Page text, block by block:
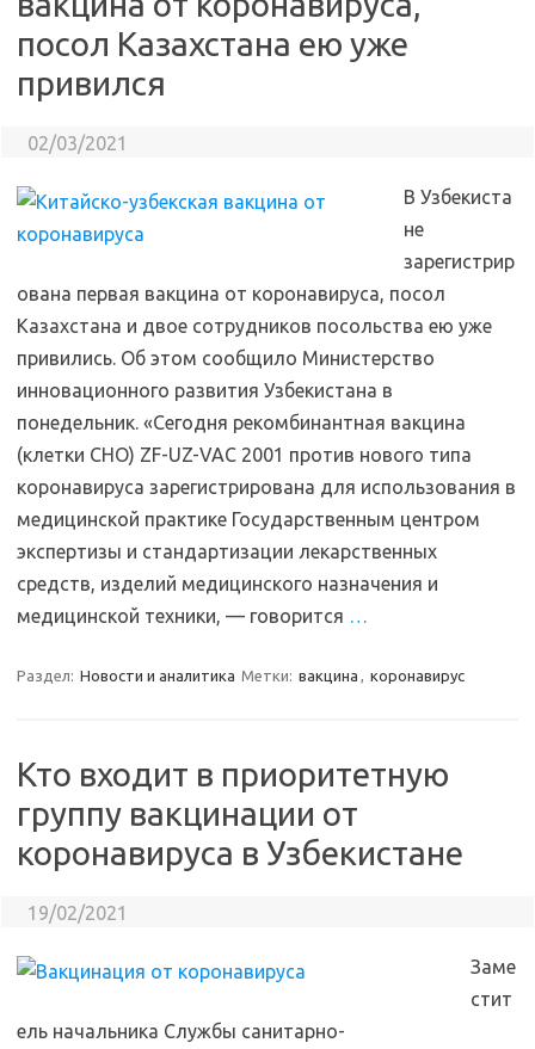
посол Казахстана ею уже
привился
02/03/2021
В Узбекиста
не
зарегистрир
ована первая вакцина от коронавируса, посол
Казахстана и двое сотрудников посольства ею уже
привились. Об этом сообщило Министерство
инновационного развития Узбекистана в
понедельник. «Сегодня рекомбинантная вакцина
(клетки СНО) ZF-UZ-VAC 2001 против нового типа
коронавируса зарегистрирована для использования в
медицинской практике Государственным центром
экспертизы и стандартизации лекарственных
средств, изделий медицинского назначения и
медицинской техники, — говорится …
Раздел: Новости и аналитика Метки: вакцина , коронавирус
Кто входит в приоритетную
группу вакцинации от
коронавируса в Узбекистане
19/02/2021
Заме
стит
ель начальника Службы санитарно-